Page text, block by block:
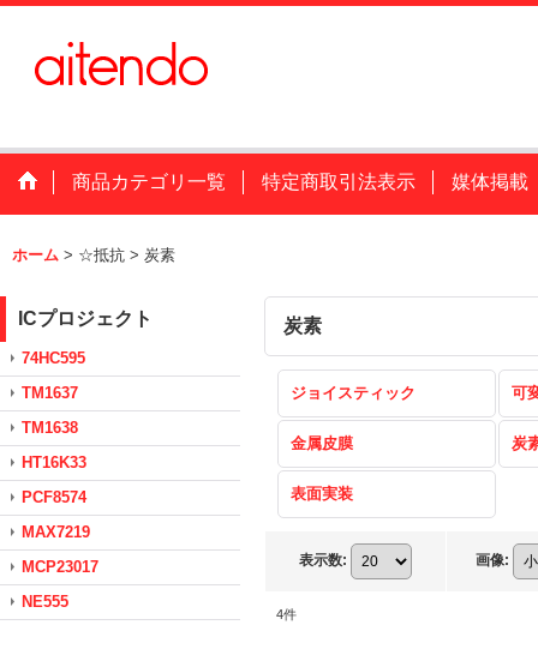
商品カテゴリ一覧 特定商取引法表示 媒体掲載
ホーム > ☆抵抗 > 炭素
ICプロジェクト
74HC595
TM1637
TM1638
HT16K33
PCF8574
MAX7219
MCP23017
NE555
炭素
ジョイスティック 可
金属皮膜 炭
表面実装
表示数: 画像:
4件